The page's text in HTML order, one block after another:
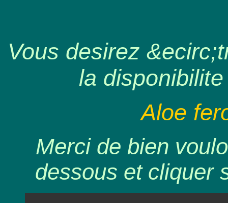
Vous desirez
la
Aloe
Merci de bien
dessous et cliquer